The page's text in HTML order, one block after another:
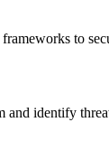
to
and identify